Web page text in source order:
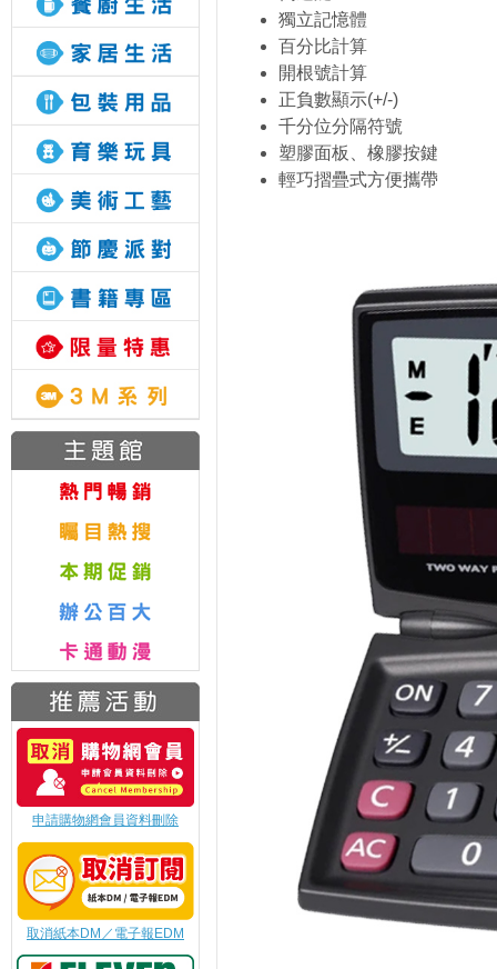
申請購物網會員資料刪除
取消紙本DM／電子報EDM
獨立記憶體
百分比計算
開根號計算
正負數顯示(+/-)
千分位分隔符號
塑膠面板、橡膠按鍵
輕巧摺疊式方便攜帶